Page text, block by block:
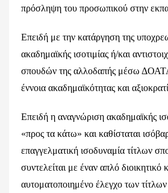
πρόσληψη του προσωπικού στην
Επειδή με την κατάργηση της
ακαδημαϊκής ισοτιμίας ή/και
σπουδών της αλλοδαπής μέσω
έννοια ακαδημαϊκότητας και
Επειδή η αναγνώριση ακαδημαϊκής
«προς τα κάτω» και καθίσταται
επαγγελματική ισοδυναμία τίτλων
συντελείται με έναν απλό διοικητικό
αυτοματοποιημένο έλεγχο των